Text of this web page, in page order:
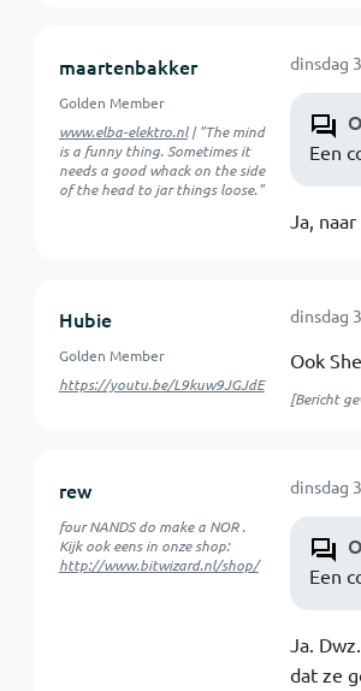
maartenbakker
Golden Member
www.elba-elektro.nl| "The mind
is a funny thing. Sometimes it
needs a good whack on the side
of the head to jar things loose."
dinsdag
Een
Ja,
Hubie
Golden Member
https://youtu.be/L9kuw9JGJdE
dinsdag
Ook
[Bericht
rew
four NANDS do make a NOR .
Kijk ook eens in onze shop:
http://www.bitwizard.nl/shop/
dinsdag
Een
Ja.
dat ze